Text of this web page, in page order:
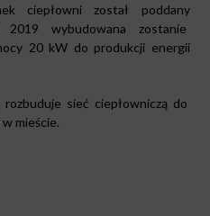
ciepłowni został poddany
wybudowana zostanie
20 kW do produkcji energii
sieć ciepłowniczą do
mieście.